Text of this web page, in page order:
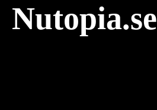
Nutopia.se